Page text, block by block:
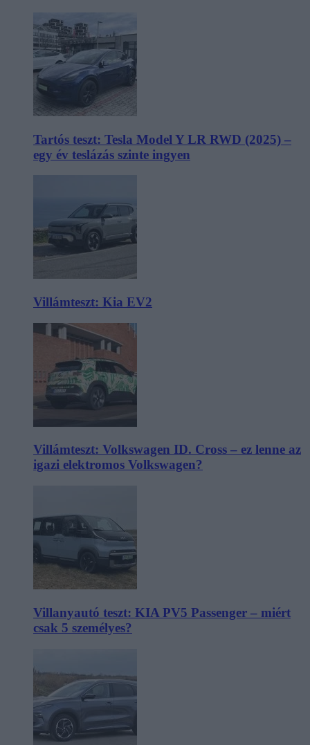
Tartós teszt: Tesla Model Y LR RWD (2025) –
egy év teslázás szinte ingyen
Villámteszt: Kia EV2
Villámteszt: Volkswagen ID. Cross – ez lenne az
igazi elektromos Volkswagen?
Villanyautó teszt: KIA PV5 Passenger – miért
csak 5 személyes?